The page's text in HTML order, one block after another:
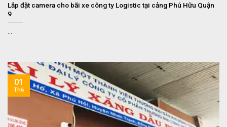
Lắp đặt camera cho bãi xe công ty Logistic tại cảng Phú Hữu Quận
9
01
Th6